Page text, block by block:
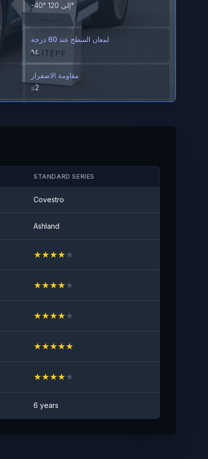
-40° إلى 120°
لمعان السطح عند 60 درجة
٩٤
مقاومة الاصفرار
≤2
STANDARD SERIES
Covestro
Ashland
★★★★★
★★★★★
★★★★★
★★★★★
★★★★★
6 years